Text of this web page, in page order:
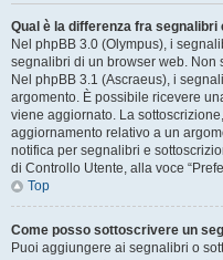
Qual è la differenza fra
Nel phpBB 3.0 (Olympus), i
segnalibri di un browser web. Non
Nel phpBB 3.1 (Ascraeus), i
argomento. È possibile ricevere
viene aggiornato. La
aggiornamento relativo a un
notifica per segnalibri e
di Controllo Utente, alla voce
Top
Come posso sottoscrivere un
Puoi aggiungere ai segnalibri o